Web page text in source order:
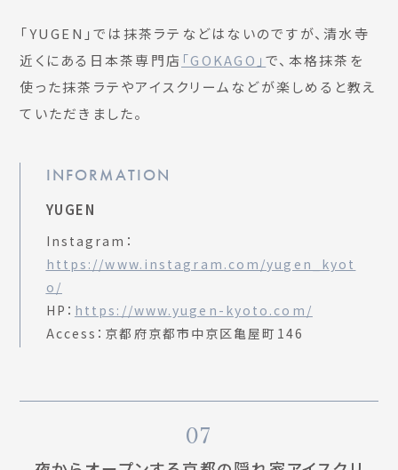
「YUGEN」では抹茶ラテなどはないのですが、清水寺
近くにある日本茶専門店 「GOKAGO」で、本格抹茶を
使った抹茶ラテやアイスクリームなどが楽しめると教え
ていただきました。
INFORMATION
YUGEN
Instagram：
https://www.instagram.com/yugen_kyot
o/
HP： https://www.yugen-kyoto.com/
Access：京都府京都市中京区亀屋町146
07